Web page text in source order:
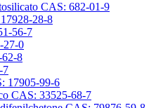
CAS: 682-01-9
28-8
56-7
27-0
62-8
7
17905-99-6
CAS: 33525-68-7